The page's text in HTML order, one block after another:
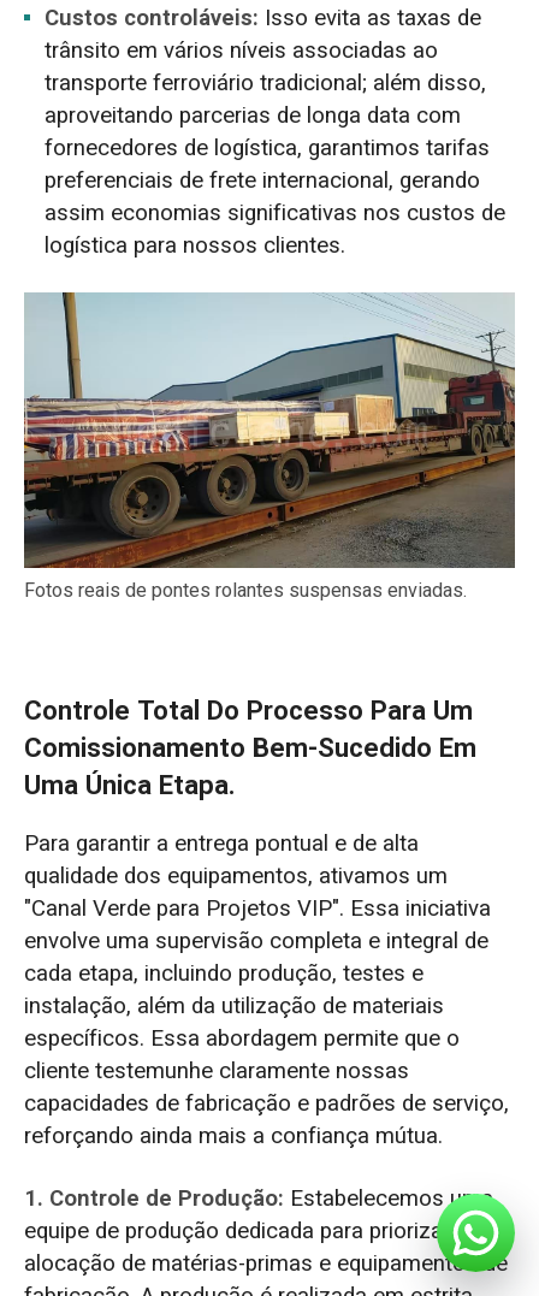
Custos controláveis: Isso evita as taxas de
trânsito em vários níveis associadas ao
transporte ferroviário tradicional; além disso,
aproveitando parcerias de longa data com
fornecedores de logística, garantimos tarifas
preferenciais de frete internacional, gerando
assim economias significativas nos custos de
logística para nossos clientes.
Fotos reais de pontes rolantes suspensas enviadas.
Controle Total Do Processo Para Um
Comissionamento Bem-Sucedido Em
Uma Única Etapa.
Para garantir a entrega pontual e de alta
qualidade dos equipamentos, ativamos um
"Canal Verde para Projetos VIP". Essa iniciativa
envolve uma supervisão completa e integral de
cada etapa, incluindo produção, testes e
instalação, além da utilização de materiais
específicos. Essa abordagem permite que o
cliente testemunhe claramente nossas
capacidades de fabricação e padrões de serviço,
reforçando ainda mais a confiança mútua.
1. Controle de Produção: Estabelecemos uma
equipe de produção dedicada para priorizar a
alocação de matérias-primas e equipamentos de